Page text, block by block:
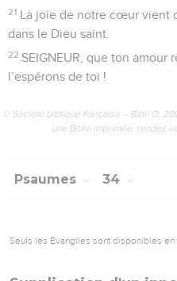
21 La joie de notre cœur vient
dans le Dieu saint.
22 SEIGNEUR, que ton amour
l’espérons de toi !
© Société biblique française – Bibli’O,
une Bible imprimée, rendez-
Psaumes 34
Seuls les Évangiles sont disponibles en